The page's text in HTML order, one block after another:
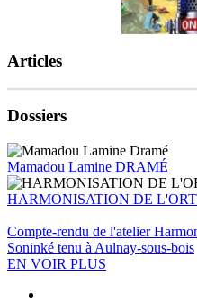
Articles
Dossiers
Mamadou Lamine DRAMÉ
HARMONISATION DE
Compte-rendu de l'atelier
Soninké tenu à Aulnay-sous-bois
EN VOIR PLUS